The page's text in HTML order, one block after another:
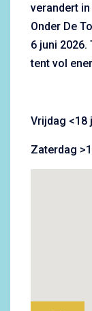
verandert
Onder De
6 juni 2026.
tent vol
Vrijdag <18
Zaterdag